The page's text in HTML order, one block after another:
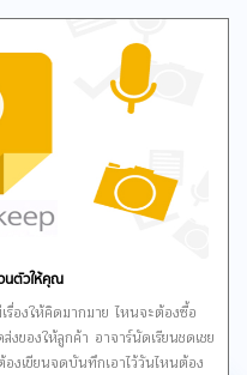
ชั่นที่จะช่วยเรานับถ่อยหลังการมี
ประจำเดือนจะมาปกติหรือไม่ปกติก็
รี่ส่วนตัวของเราที่สามารถบันทึก
หรืออารมณ์ในแต่ละวัน มีการแจ้ง
ตือนการคุมกำเนิด(ยา,ห่วง,ฝั่ง) และ
นแอพฯที่ตอบโจทย์ตัวเดี่ยวจบอีก
ะค่ะ ดาวน์โหลด iOS /
หิมะ ใบไม้ร่วง แมว ม้า ดาวตก
องราวมากยิ่งขึ้น Dubface
จะช่วยจำลองตัวคุณมาอยู่ในรูป
อนจริงมากมายไม่ว่าจะเป็น นาง
การสร้าง AR เพียงแค่คุณ selfie
นี้ก็ได้ AR ที่เป็นตัวละครของคุณ
ถแบ่งปันให้เพื่อนๆของคุณได้ดูและ
นตัวให้คุณ
ให้คิดมากมาย ไหนจะต้องซื้อ
ของให้ลูกค้า อาจาร์นัดเรียนชดเชย
องเขียนจดบันทึกเอาไว้วันไหนต้อง